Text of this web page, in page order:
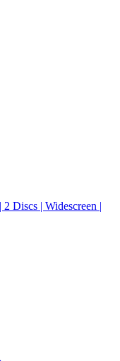
Discs | Widescreen |